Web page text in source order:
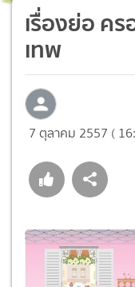
เรื่องย่อ ค
เทพ
7 ตุลาคม 2557 (